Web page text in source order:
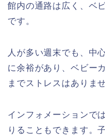
館内の通路は広く、ベ
です。
人が多い週末でも、中
に余裕があり、ベビー
までストレスはありませ
インフォメーションで
りることもできます。